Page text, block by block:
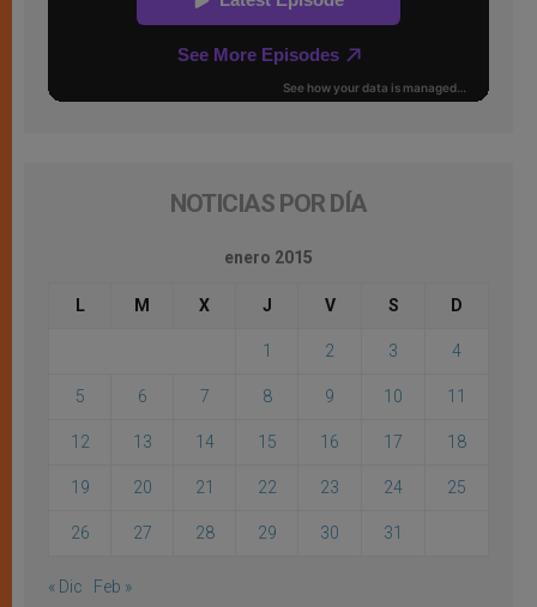
NOTICIAS POR DÍA
enero 2015
L M X J V S D
1 2 3 4
5 6 7 8 9 10 11
12 13 14 15 16 17 18
19 20 21 22 23 24 25
26 27 28 29 30 31
« Dic Feb »